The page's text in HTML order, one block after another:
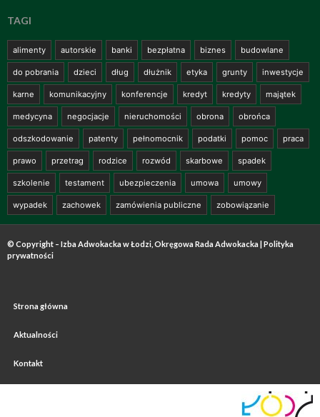
TAGI
alimenty autorskie banki bezpłatna biznes budowlane
do pobrania dzieci dług dłużnik etyka grunty inwestycje
karne komunikacyjny konferencje kredyt kredyty majątek
medycyna negocjacje nieruchomości obrona obrońca
odszkodowanie patenty pełnomocnik podatki pomoc praca
prawo przetrag rodzice rozwód skarbowe spadek
szkolenie testament ubezpieczenia umowa umowy
wypadek zachowek zamówienia publiczne zobowiązanie
© Copyright – Izba Adwokacka w Łodzi, Okręgowa Rada Adwokacka | Polityka
prywatności
Strona główna
Aktualności
Kontakt